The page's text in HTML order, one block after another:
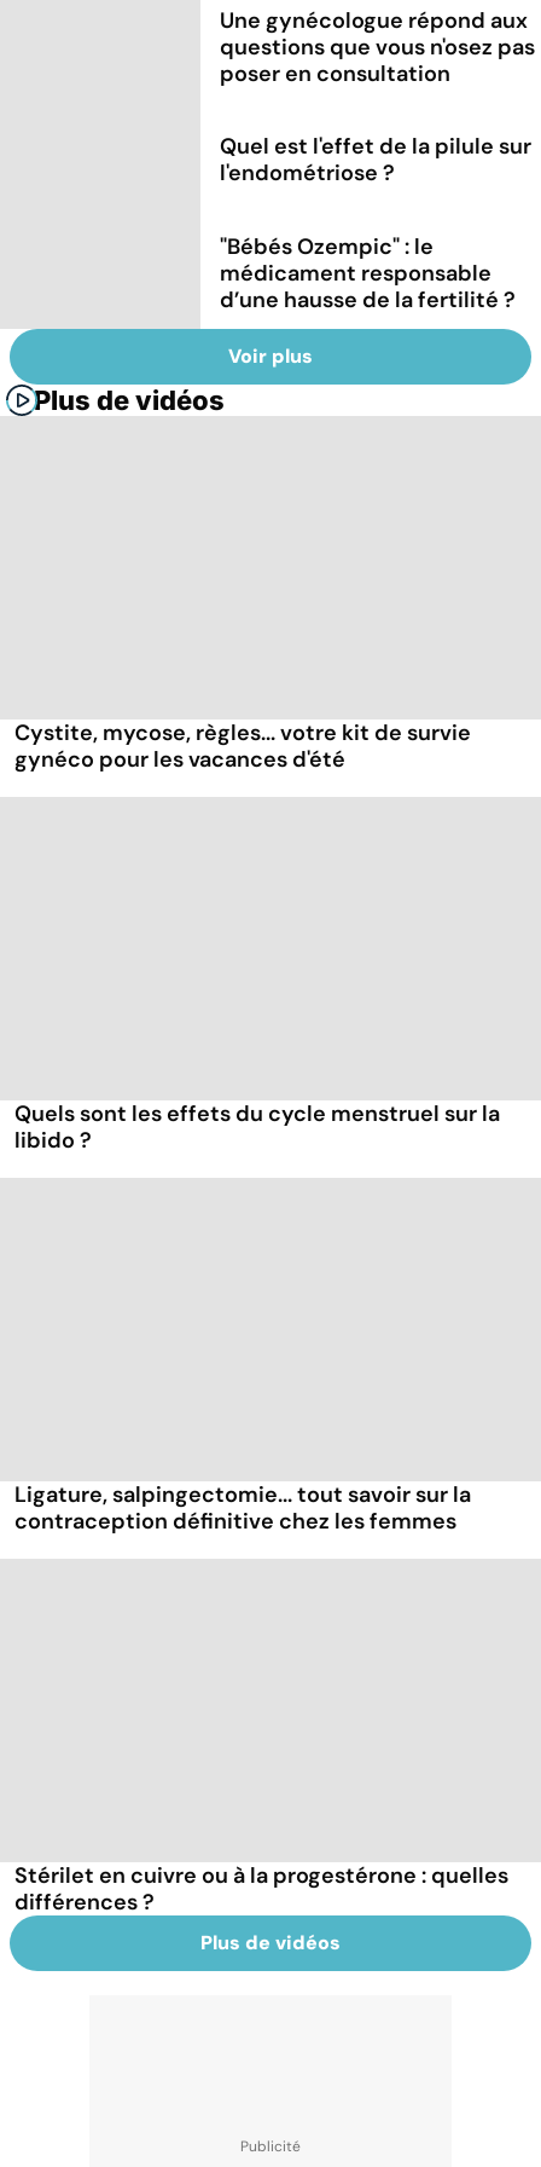
Une gynécologue répond aux
questions que vous n'osez pas
poser en consultation
Quel est l'effet de la pilule sur
l'endométriose ?
"Bébés Ozempic" : le
médicament responsable
d’une hausse de la fertilité ?
Voir plus
Plus de vidéos
Cystite, mycose, règles... votre kit de survie
gynéco pour les vacances d'été
Quels sont les effets du cycle menstruel sur la
libido ?
Ligature, salpingectomie... tout savoir sur la
contraception définitive chez les femmes
Stérilet en cuivre ou à la progestérone : quelles
différences ?
Plus de vidéos